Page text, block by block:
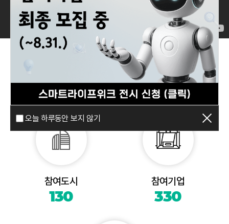
오늘 하루동안 보지 않기
2025 실적
2025 Performance
참여도시
130
참여기업
330